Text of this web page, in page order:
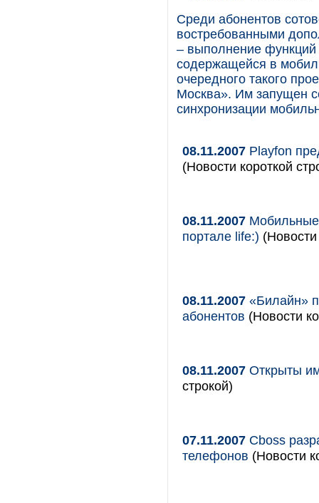
Среди абонентов
востребованными
– выполнение
содержащейся в
очередного такого
Москва». Им запущен
синхронизации
08.11.2007 Playfon
(Новости короткой
08.11.2007 Мобильные
портале life:) (Новости
08.11.2007 «Билайн»
абонентов (Новости
08.11.2007 Открыты
строкой)
07.11.2007 Cboss
телефонов (Новости